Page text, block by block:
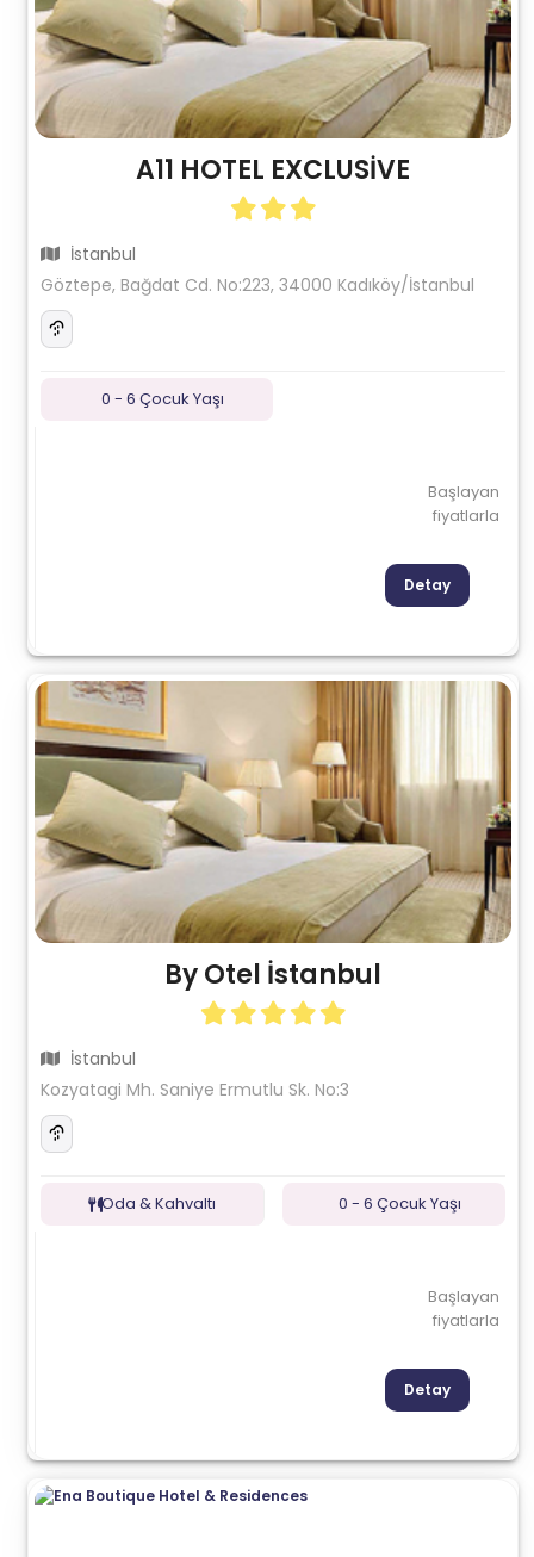
A11 HOTEL EXCLUSİVE
İstanbul
Göztepe, Bağdat Cd. No:223, 34000 Kadıköy/İstanbul
0 - 6 Çocuk Yaşı
Başlayan
fiyatlarla
Detay
By Otel İstanbul
İstanbul
Kozyatagi Mh. Saniye Ermutlu Sk. No:3
Oda & Kahvaltı 0 - 6 Çocuk Yaşı
Başlayan
fiyatlarla
Detay